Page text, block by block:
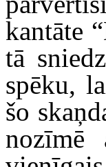
kantāte
tā
spēku,
šo
nozīmē